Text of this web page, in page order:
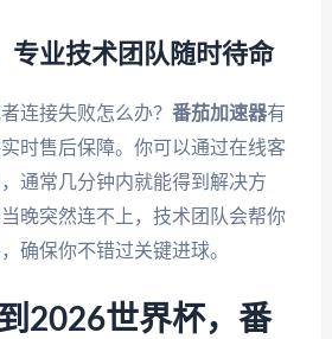
专业技术团队随时待命
连接失败怎么办？ 番茄加速器有
时售后保障。你可以通过在线客
通常几分钟内就能得到解决方
晚突然连不上，技术团队会帮你
确保你不错过关键进球。
2026世界杯，番